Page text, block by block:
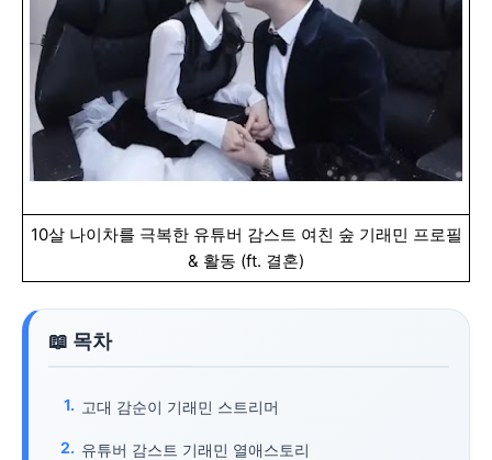
10살 나이차를 극복한 유튜버 감스트 여친 숲 기래민 프로필
& 활동 (ft. 결혼)
고대 감순이 기래민 스트리머
유튜버 감스트 기래민 열애스토리